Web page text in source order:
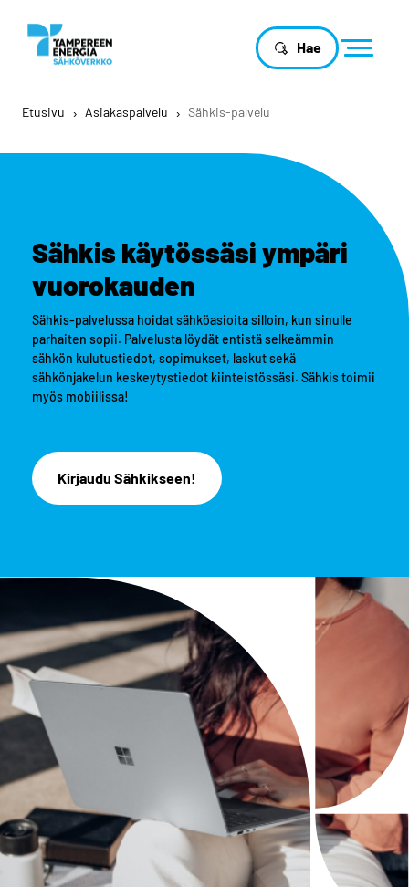
Hae
Etusivu › Asiakaspalvelu › Sähkis-palvelu
Sähkis käytössäsi ympäri
vuorokauden
Sähkis-palvelussa hoidat sähköasioita silloin, kun sinulle
parhaiten sopii. Palvelusta löydät entistä selkeämmin
sähkön kulutustiedot, sopimukset, laskut sekä
sähkönjakelun keskeytystiedot kiinteistössäsi. Sähkis toimii
myös mobiilissa!
Kirjaudu Sähkikseen!